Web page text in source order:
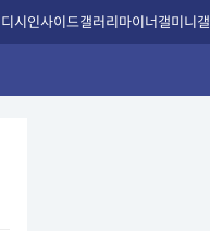
디시인사이드갤러리마이너갤미니갤